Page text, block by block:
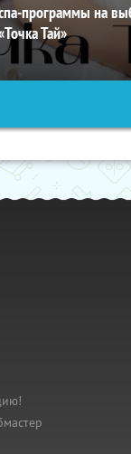
программы на
Тай»